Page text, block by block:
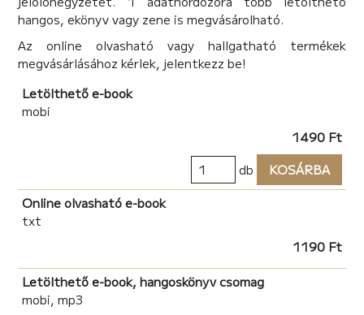
hangos, ekönyv vagy zene is megvásárolható.
Az online olvasható vagy hallgatható termékek
megvásárlásához kérlek, jelentkezz be!
Letölthető e-book
mobi
1490 Ft
db
KOSÁRBA
Online olvasható e-book
txt
1190 Ft
Letölthető e-book, hangoskönyv csomag
mobi, mp3